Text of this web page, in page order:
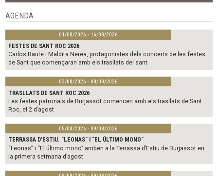
o
r
AGENDA
01/08/2026 - 16/08/2026
FESTES DE SANT ROC 2026
Carlos Baute i Maldita Nerea, protagonistes dels concerts de les festes
de Sant que començaran amb els trasllats del sant
02/08/2026 - 08/08/2026
TRASLLATS DE SANT ROC 2026
Les festes patronals de Burjassot comencen amb els trasllats de Sant
Roc, el 2 d’agost
05/08/2026 - 09/08/2026
TERRASSA D'ESTIU. "LEONAS" I "EL ÚLTIMO MONO"
“Leonas” i “El último mono” arriben a la Terrassa d’Estiu de Burjassot en
la primera setmana d’agost